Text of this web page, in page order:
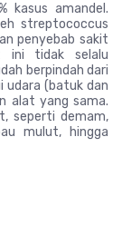
kasus amandel.
streptococcus
penyebab sakit
ini tidak selalu
berpindah dari
udara (batuk dan
alat yang sama.
seperti demam,
mulut, hingga